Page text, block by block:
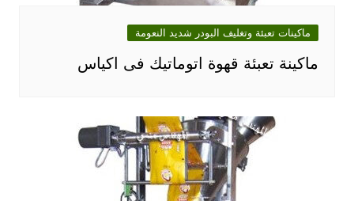
ماكينات تعبئة وتغليف البودر شديد النعومة
ماكينة تعبئة قهوة اتوماتيك فى اكياس